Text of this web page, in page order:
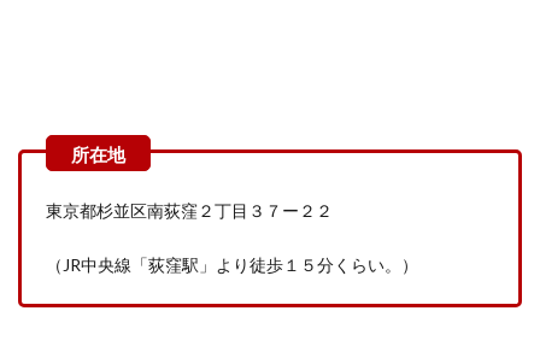
東京都杉並区南荻窪２丁目３７ー２２
（ JR中央線「荻窪駅」より徒歩１５分くらい。）